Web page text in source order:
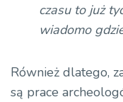
czasu to już
wiadomo
Również dlatego,
są prace